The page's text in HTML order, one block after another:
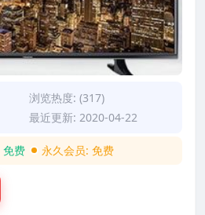
浏览热度: (317)
最近更新: 2020-04-22
免费 永久会员: 免费